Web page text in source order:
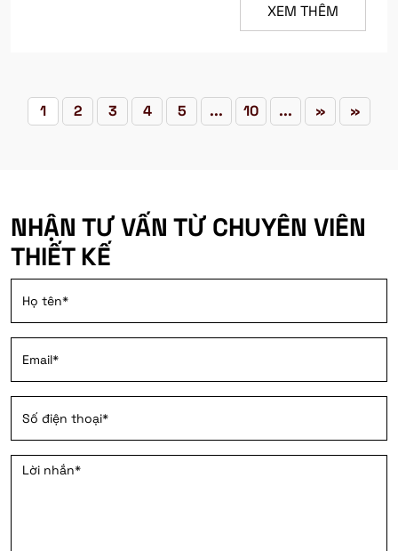
XEM THÊM
1 2 3 4 5 ... 10 ... » »
NHẬN TƯ VẤN TỪ CHUYÊN VIÊN
THIẾT KẾ